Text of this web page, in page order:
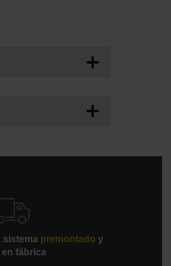
sistema premontado y
fábrica